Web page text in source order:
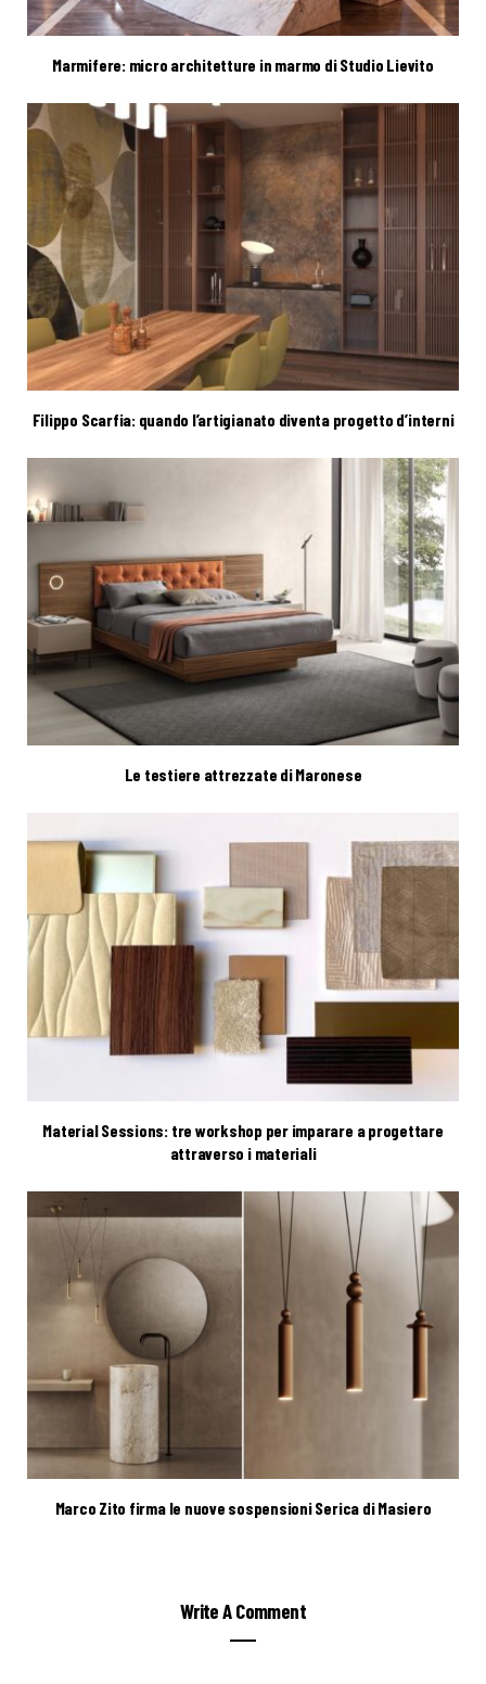
Marmifere: micro architetture in marmo di Studio Lievito
Filippo Scarfia: quando l’artigianato diventa progetto d’interni
Le testiere attrezzate di Maronese
Material Sessions: tre workshop per imparare a progettare
attraverso i materiali
Marco Zito firma le nuove sospensioni Serica di Masiero
Write A Comment